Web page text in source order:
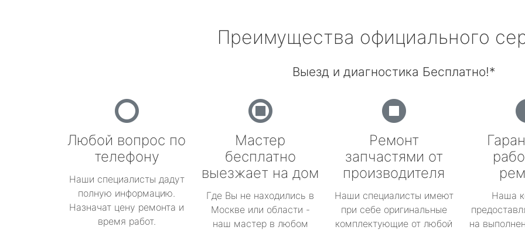
Преимущества официального
Выезд и диагностика Бесплатно!*
Любой вопрос по
телефону
Наши специалисты дадут
полную информацию.
Назначат цену ремонта и
время работ.
Мастер
бесплатно
выезжает на дом
Где Вы не находились в
Москве или области -
наш мастер в любом
Ремонт
запчастями от
производителя
Наши специалисты имеют
при себе оригинальные
комплектующие от любой
Наша
на